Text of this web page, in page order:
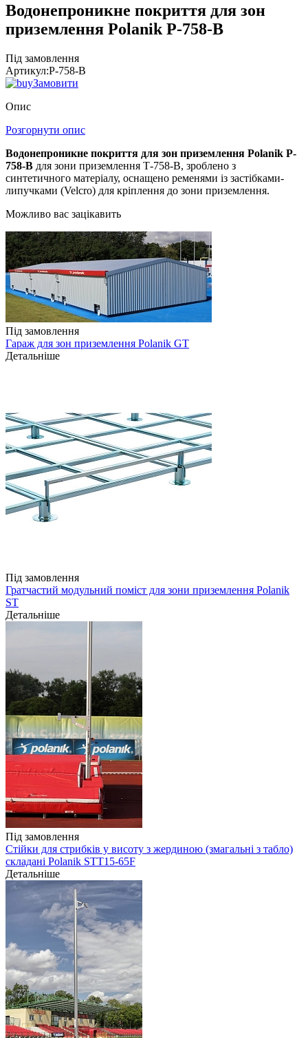
Водонепроникне покриття для зон
приземлення Polanik P-758-B
Під замовлення
Артикул:P-758-B
Замовити
Опис
Розгорнути опис
Водонепроникне покриття для зон приземлення Polanik P-
758-B для зони приземлення Т-758-B, зроблено з
синтетичного матеріалу, оснащено ременями із застібками-
липучками (Velcro) для кріплення до зони приземлення.
Можливо вас зацікавить
Під замовлення
Гараж для зон приземлення Polanik GT
Детальніше
Під замовлення
Гратчастий модульний поміст для зони приземлення Polanik
ST
Детальніше
Під замовлення
Стійки для стрибків у висоту з жердиною (змагальні з табло)
складані Polanik STT15-65F
Детальніше